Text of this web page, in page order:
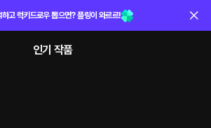
하고 럭키드로우 뽑으면? 플링이 와르르!
인기 작품